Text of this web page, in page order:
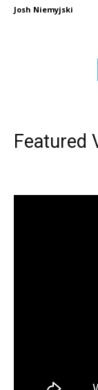
Josh Niemyjski
Featured